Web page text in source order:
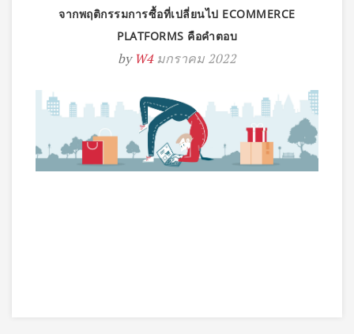
จากพฤติกรรมการซื้อที่เปลี่ยนไป ECOMMERCE
PLATFORMS คือคำตอบ
by W4 มกราคม 2022